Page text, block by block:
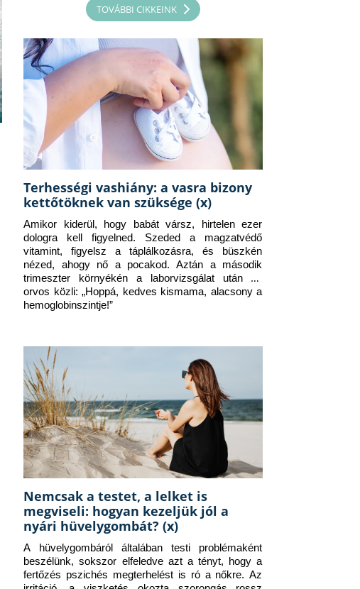
TOVÁBBI CIKKEINK
Terhességi vashiány: a vasra bizony
kettőtöknek van szüksége (x)
Amikor kiderül, hogy babát vársz, hirtelen ezer
dologra kell figyelned. Szeded a magzatvédő
vitamint, figyelsz a táplálkozásra, és büszkén
nézed, ahogy nő a pocakod. Aztán a második
trimeszter környékén a laborvizsgálat után az
orvos közli: „Hoppá, kedves kismama, alacsony a
hemoglobinszintje!”
Nemcsak a testet, a lelket is
megviseli: hogyan kezeljük jól a
nyári hüvelygombát? (x)
A hüvelygombáról általában testi problémaként
beszélünk, sokszor elfeledve azt a tényt, hogy a
fertőzés pszichés megterhelést is ró a nőkre. Az